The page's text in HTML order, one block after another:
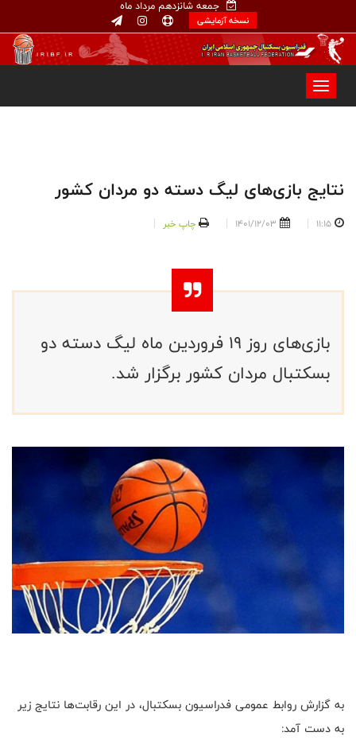
جمعه شانزدهم مرداد ماه
نسخه آزمایشی
نتایج بازی‌های لیگ دسته دو مردان کشور
11:15
1401/12/03 چاپ خبر
بازی‌های روز ‌۱۹ فروردین ماه لیگ دسته دو
بسکتبال مردان کشور برگزار شد.
به گزارش روابط عمومی فدراسیون بسکتبال، در این رقابت‌ها نتایج زیر
به دست آمد: